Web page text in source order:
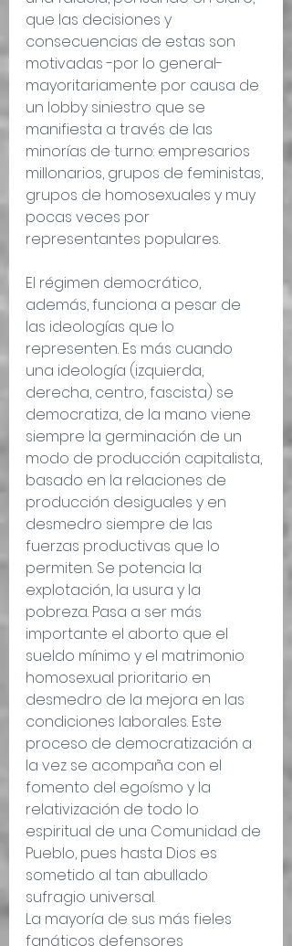
que las decisiones y
consecuencias de estas son
motivadas -por lo general-
mayoritariamente por causa de
un lobby siniestro que se
manifiesta a través de las
minorías de turno: empresarios
millonarios, grupos de feministas,
grupos de homosexuales y muy
pocas veces por
representantes populares.
El régimen democrático,
además, funciona a pesar de
las ideologías que lo
representen. Es más cuando
una ideología (izquierda,
derecha, centro, fascista) se
democratiza, de la mano viene
siempre la germinación de un
modo de producción capitalista,
basado en la relaciones de
producción desiguales y en
desmedro siempre de las
fuerzas productivas que lo
permiten. Se potencia la
explotación, la usura y la
pobreza. Pasa a ser más
importante el aborto que el
sueldo mínimo y el matrimonio
homosexual prioritario en
desmedro de la mejora en las
condiciones laborales. Este
proceso de democratización a
la vez se acompaña con el
fomento del egoísmo y la
relativización de todo lo
espiritual de una Comunidad de
Pueblo, pues hasta Dios es
sometido al tan abullado
sufragio universal.
La mayoría de sus más fieles
fanáticos defensores